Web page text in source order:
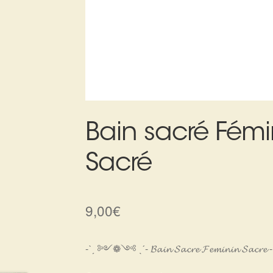
Bain sacré
Sacré
9,00€
-ˋˏ ༻❁༺ ˎˊ- 𝓑𝓪𝓲𝓷 𝓢𝓪𝓬𝓻𝓮 𝓕𝓮𝓶𝓲𝓷𝓲𝓷